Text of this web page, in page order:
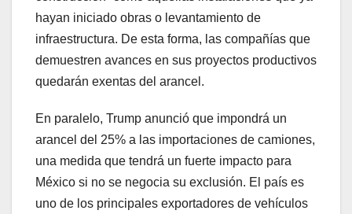
hayan iniciado obras o levantamiento de
infraestructura. De esta forma, las compañías que
demuestren avances en sus proyectos productivos
quedarán exentas del arancel.
En paralelo, Trump anunció que impondrá un
arancel del 25% a las importaciones de camiones,
una medida que tendrá un fuerte impacto para
México si no se negocia su exclusión. El país es
uno de los principales exportadores de vehículos